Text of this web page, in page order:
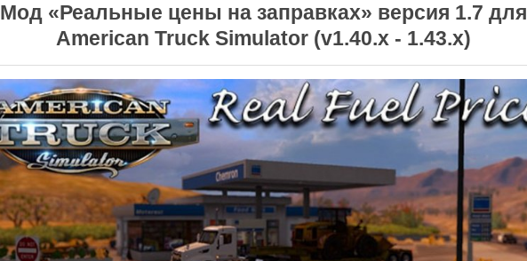
Мод «Реальные цены на заправках» версия 1.7 для
American Truck Simulator (v1.40.x - 1.43.x)